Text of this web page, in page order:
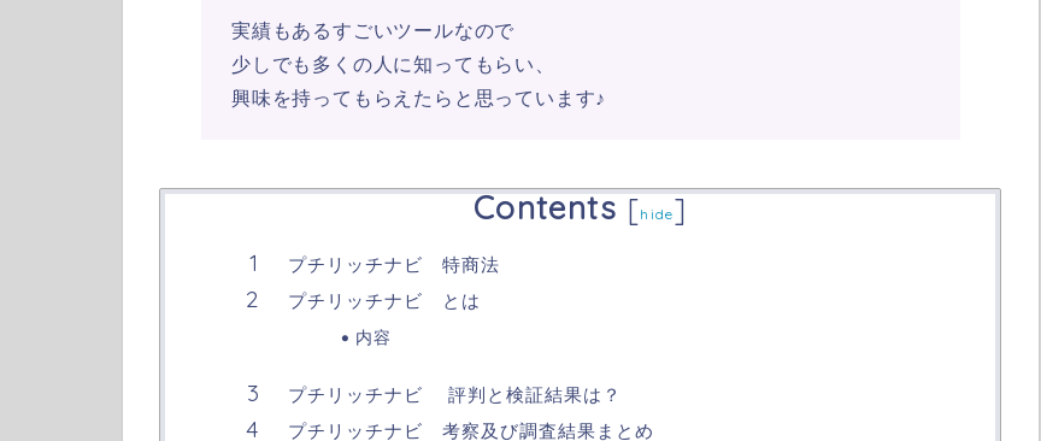
実績もあるすごいツールなので
少しでも多くの人に知ってもらい、
興味を持ってもらえたらと思っています♪
Contents [hide]
プチリッチナビ 特商法
プチリッチナビ とは
内容
プチリッチナビ 評判と検証結果は？
プチリッチナビ 考察及び調査結果まとめ